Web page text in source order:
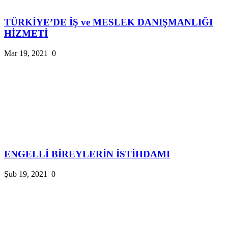
TÜRKİYE’DE İŞ ve MESLEK DANIŞMANLIĞI
HİZMETİ
Mar 19, 2021 0
ENGELLİ BİREYLERİN İSTİHDAMI
Şub 19, 2021 0